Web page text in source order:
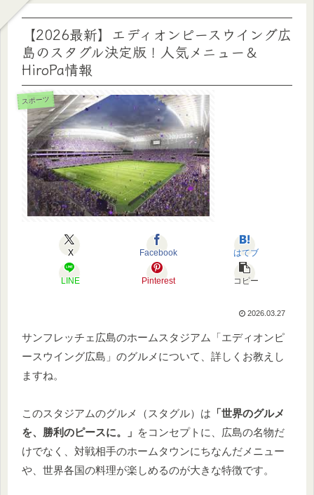
【2026最新】エディオンピースウイング広
島のスタグル決定版！人気メニュー＆
HiroPa情報
スポーツ
X Facebook はてブ
LINE Pinterest コピー
2026.03.27
サンフレッチェ広島のホームスタジアム「エディオンピ
ースウイング広島」のグルメについて、詳しくお教えし
ますね。
このスタジアムのグルメ（スタグル）は 「世界のグルメ
を、勝利のピースに。」 をコンセプトに、広島の名物だ
けでなく、対戦相手のホームタウンにちなんだメニュー
や、世界各国の料理が楽しめるのが大きな特徴です。